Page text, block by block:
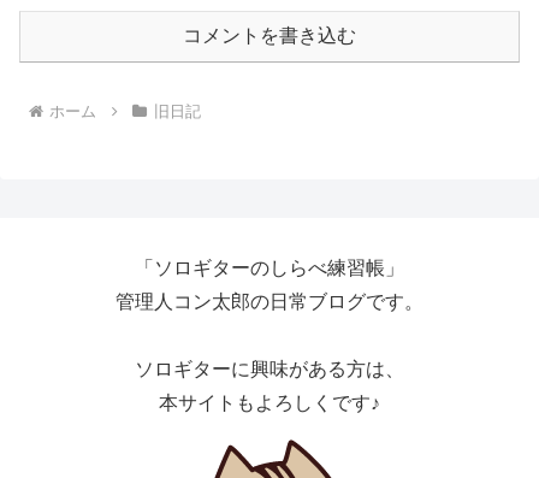
コメントを書き込む
ホーム 旧日記
「ソロギターのしらべ練習帳」
管理人コン太郎の日常ブログです。
ソロギターに興味がある方は、
本サイトもよろしくです♪